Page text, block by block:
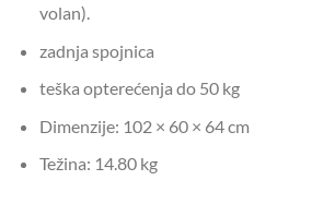
volan).
zadnja spojnica
teška opterećenja do 50 kg
Dimenzije: 102 × 60 × 64 cm
Težina: 14.80 kg